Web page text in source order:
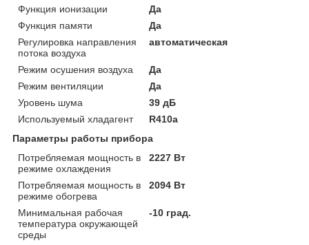
Функция ионизации
Да
Функция памяти
Да
Регулировка направления
потока воздуха
автоматическая
Режим осушения воздуха
Да
Режим вентиляции
Да
Уровень шума
39 дБ
Используемый хладагент
R410a
Параметры работы прибора
Потребляемая мощность в
режиме охлаждения
2227 Вт
Потребляемая мощность в
режиме обогрева
2094 Вт
Минимальная рабочая
температура окружающей
среды
-10 град.